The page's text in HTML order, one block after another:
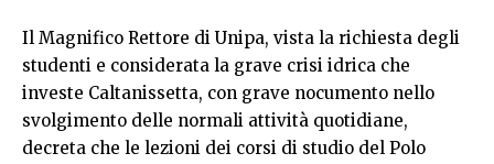
Il Magnifico Rettore di Unipa, vista la richiesta degli
studenti e considerata la grave crisi idrica che
investe Caltanissetta, con grave nocumento nello
svolgimento delle normali attività quotidiane,
decreta che le lezioni dei corsi di studio del Polo